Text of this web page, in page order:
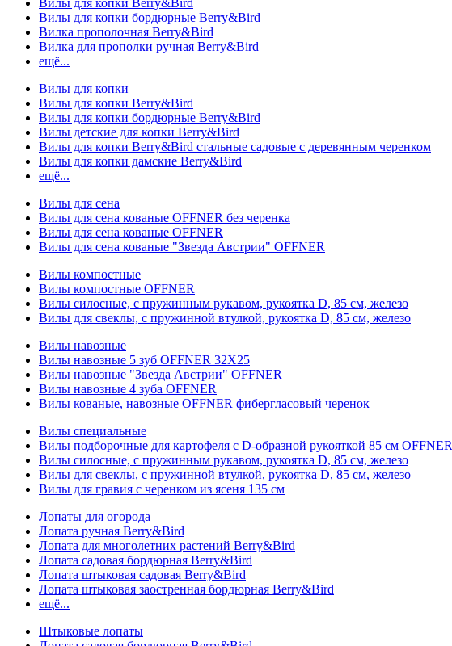
Вилы для копки Berry&Bird
Вилы для копки бордюрные Berry&Bird
Вилка прополочная Berry&Bird
Вилка для прополки ручная Berry&Bird
ещё...
Вилы для копки
Вилы для копки Berry&Bird
Вилы для копки бордюрные Berry&Bird
Вилы детские для копки Berry&Bird
Вилы для копки Berry&Bird стальные садовые с деревянным черенком
Вилы для копки дамские Berry&Bird
ещё...
Вилы для сена
Вилы для сена кованые OFFNER без черенка
Вилы для сена кованые OFFNER
Вилы для сена кованые "Звезда Австрии" OFFNER
Вилы компостные
Вилы компостные OFFNER
Вилы силосные, с пружинным рукавом, рукоятка D, 85 см, железо
Вилы для свеклы, с пружинной втулкой, рукоятка D, 85 см, железо
Вилы навозные
Вилы навозные 5 зуб OFFNER 32X25
Вилы навозные "Звезда Австрии" OFFNER
Вилы навозные 4 зуба OFFNER
Вилы кованые, навозные OFFNER фибергласовый черенок
Вилы специальные
Вилы подборочные для картофеля с D-образной рукояткой 85 см OFFNER
Вилы силосные, с пружинным рукавом, рукоятка D, 85 см, железо
Вилы для свеклы, с пружинной втулкой, рукоятка D, 85 см, железо
Вилы для гравия с черенком из ясеня 135 см
Лопаты для огорода
Лопата ручная Berry&Bird
Лопата для многолетних растений Berry&Bird
Лопата садовая бордюрная Berry&Bird
Лопата штыковая садовая Berry&Bird
Лопата штыковая заостренная бордюрная Berry&Bird
ещё...
Штыковые лопаты